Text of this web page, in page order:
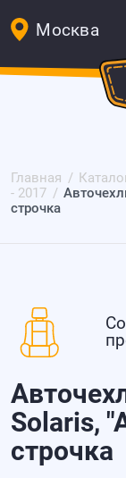
Москва
Главная
- 2017
строчка
Solaris,
строчка